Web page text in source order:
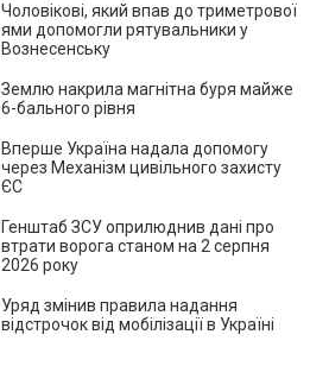
Чоловікові, який впав до триметрової
ями допомогли рятувальники у
Вознесенську
Землю накрила магнітна буря майже
6-бального рівня
Вперше Україна надала допомогу
через Механізм цивільного захисту
ЄС
Генштаб ЗСУ оприлюднив дані про
втрати ворога станом на 2 серпня
2026 року
Уряд змінив правила надання
відстрочок від мобілізації в Україні